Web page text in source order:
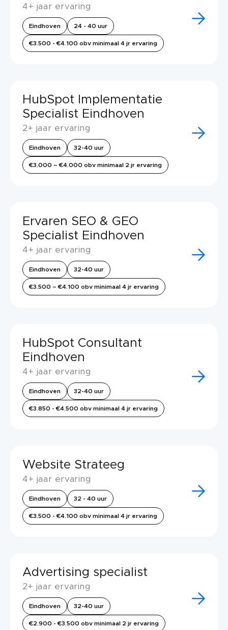
4+ jaar ervaring
Eindhoven 24 - 40 uur
€3.500 - €4.100 obv minimaal 4 jr ervaring
HubSpot Implementatie
Specialist Eindhoven
2+ jaar ervaring
Eindhoven 32-40 uur
€3.000 – €4.000 obv minimaal 2 jr ervaring
Ervaren SEO & GEO
Specialist Eindhoven
4+ jaar ervaring
Eindhoven 32-40 uur
€3.500 – €4.100 obv minimaal 4 jr ervaring
HubSpot Consultant
Eindhoven
4+ jaar ervaring
Eindhoven 32-40 uur
€3.850 - €4.500 obv minimaal 4 jr ervaring
Website Strateeg
4+ jaar ervaring
Eindhoven 32 - 40 uur
€3.500 - €4.100 obv minimaal 4 jr ervaring
Advertising specialist
2+ jaar ervaring
Eindhoven 32-40 uur
€2.900 - €3.500 obv minimaal 2 jr ervaring